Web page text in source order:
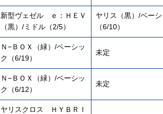
新型ヴェゼル ｅ：ＨＥＶ
（黒）/ミドル（2/5）
ヤリス（黒）/ベーシ
（6/10）
Ｎ−ＢＯＸ（緑）/ベーシッ
ク（6/19）
未定
Ｎ−ＢＯＸ（緑）/ベーシッ
ク（6/12）
未定
ヤリスクロス ＨＹＢＲＩ